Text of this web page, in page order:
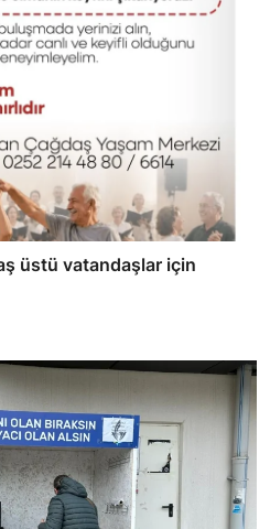
üstü vatandaşlar için